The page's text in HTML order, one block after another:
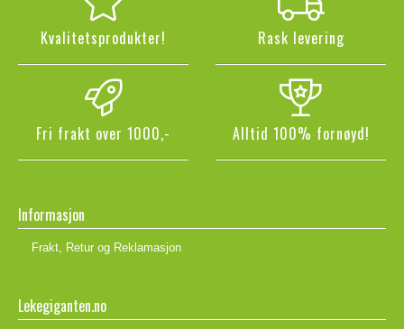
Kvalitetsprodukter! Rask levering
Fri frakt over 1000,- Alltid 100% fornøyd!
Informasjon
Frakt, Retur og Reklamasjon
Lekegiganten.no